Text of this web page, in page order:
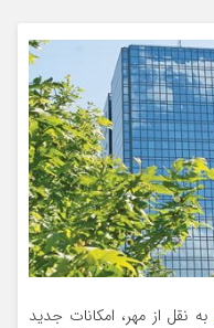
به نقل از مهر، امکانات جدید